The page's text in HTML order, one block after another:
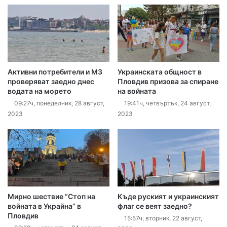
Активни потребители и МЗ
проверяват заедно днес
водата на морето
09:27ч, понеделник, 28 август,
2023
Украинската общност в
Пловдив призова за спиране
на войната
19:41ч, четвъртък, 24 август,
2023
Мирно шествие “Стоп на
войната в Украйна” в
Пловдив
Къде руският и украинският
флаг се веят заедно?
15:57ч, вторник, 22 август,